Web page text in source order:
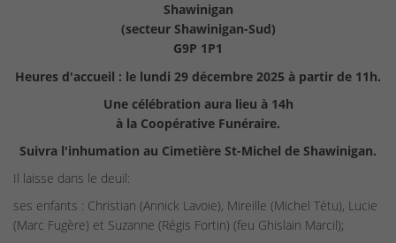
Shawinigan
(secteur Shawinigan-Sud)
G9P 1P1
Heures d'accueil : le lundi 29 décembre 2025 à partir de 11h.
Une célébration aura lieu à 14h
à la Coopérative Funéraire.
Suivra l'inhumation au Cimetière St-Michel de Shawinigan.
Il laisse dans le deuil:
ses enfants : Christian (Annick Lavoie), Mireille (Michel Tétu), Lucie
(Marc Fugère) et Suzanne (Régis Fortin) (feu Ghislain Marcil);